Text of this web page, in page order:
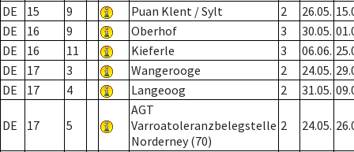
DE
15 9 Puan Klent / Sylt 2 26.05.
DE
16 9 Oberhof 3 30.05.
DE
16 11 Kieferle 3 06.06.
DE
17 3 Wangerooge 2 24.05.
DE
17 4 Langeoog 2 31.05.
DE 17 5
AGT
Varroatoleranzbelegstelle
Norderney (70)
2 24.05.